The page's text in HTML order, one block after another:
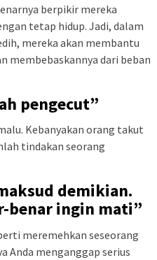
berpikir mereka
tetap hidup. Jadi, dalam
mereka akan membantu
membebaskannya dari beban
pengecut”
Kebanyakan orang takut
tindakan seorang
demikian.
benar ingin mati”
meremehkan seseorang
Anda menganggap serius